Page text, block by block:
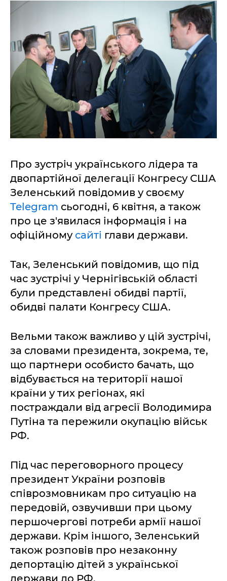
Про зустріч українського лідера та
двопартійної делегації Конгресу США
Зеленський повідомив у своєму
Telegram сьогодні, 6 квітня, а також
про це з'явилася інформація і на
офіційномусайті глави держави.
Так, Зеленський повідомив, що під
час зустрічі у Чернігівській області
були представлені обидві партії,
обидві палати Конгресу США.
Вельми також важливо у цій зустрічі,
за словами президента, зокрема, те,
що партнери особисто бачать, що
відбувається на території нашої
країни у тих регіонах, які
постраждали від агресії Володимира
Путіна та пережили окупацію військ
РФ.
Під час переговорного процесу
президент України розповів
співрозмовникам про ситуацію на
передовій, озвучивши при цьому
першочергові потреби армії нашої
держави. Крім іншого, Зеленський
також розповів про незаконну
депортацію дітей з української
держави до РФ.